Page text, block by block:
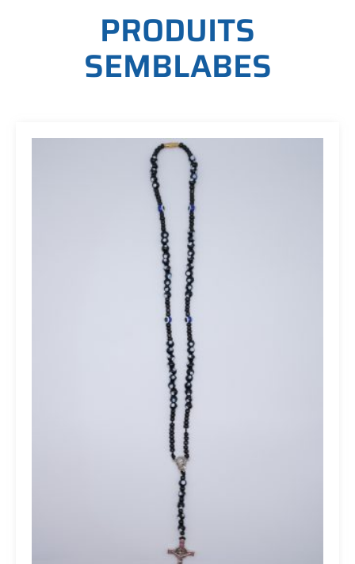
PRODUITS
SEMBLABES